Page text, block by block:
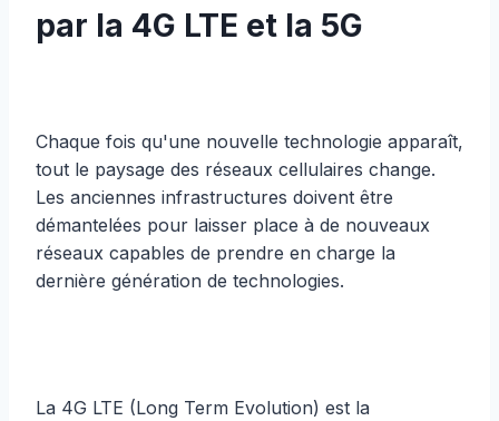
par la 4G LTE et la 5G
Chaque fois qu'une nouvelle technologie apparaît,
tout le paysage des réseaux cellulaires change.
Les anciennes infrastructures doivent être
démantelées pour laisser place à de nouveaux
réseaux capables de prendre en charge la
dernière génération de technologies.
La 4G LTE (Long Term Evolution) est la